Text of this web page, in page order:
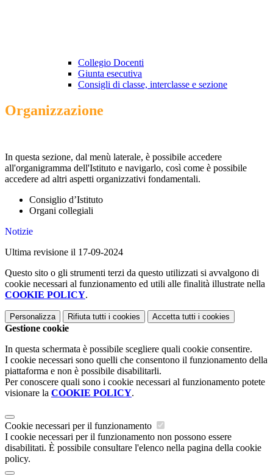
Collegio Docenti
Giunta esecutiva
Consigli di classe, interclasse e sezione
Organizzazione
In questa sezione, dal menù laterale, è possibile accedere
all'organigramma dell'Istituto e navigarlo, così come è possibile
accedere ad altri aspetti organizzativi fondamentali.
Consiglio d’Istituto
Organi collegiali
Notizie
Ultima revisione il 17-09-2024
Questo sito o gli strumenti terzi da questo utilizzati si avvalgono di
cookie necessari al funzionamento ed utili alle finalità illustrate nella
COOKIE POLICY.
Personalizza Rifiuta tutti i cookies Accetta tutti i cookies
Gestione cookie
In questa schermata è possibile scegliere quali cookie consentire.
I cookie necessari sono quelli che consentono il funzionamento della
piattaforma e non è possibile disabilitarli.
Per conoscere quali sono i cookie necessari al funzionamento potete
visionare la COOKIE POLICY.
Cookie necessari per il funzionamento
I cookie necessari per il funzionamento non possono essere
disabilitati. È possibile consultare l'elenco nella pagina della cookie
policy.